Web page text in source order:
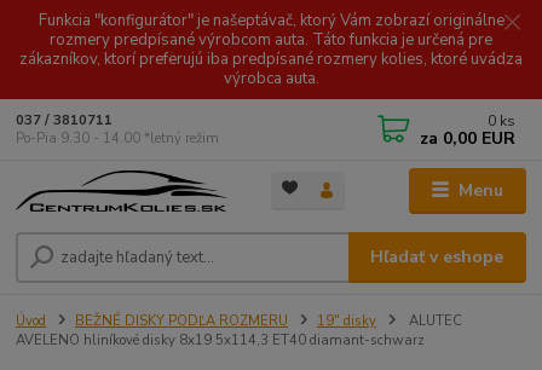
Funkcia "konfigurátor" je našeptávač, ktorý Vám zobrazí originálne
rozmery predpísané výrobcom auta. Táto funkcia je určená pre
zákazníkov, ktorí preferujú iba predpísané rozmery kolies, ktoré uvádza
výrobca auta.
Menu
Hľadať v eshope
037 / 3810711
Po-Pia 9.30 - 14.00 *letný režim
0 ks
za 0,00 EUR
Úvod BEŽNÉ DISKY PODĽA ROZMERU 19" disky
ALUTEC
AVELENO hliníkové disky 8x19 5x114,3 ET40 diamant-schwarz